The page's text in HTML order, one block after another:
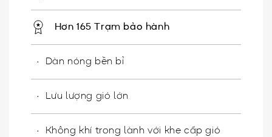
Hơn 165 Trạm bảo hành
Dàn nóng bền bỉ
Lưu lượng gió lớn
Không khí trong lành với khe cấp gió